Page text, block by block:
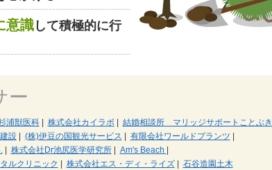
意識して積極的に行
ー
浦獣医科| 株式会社カイラボ| 結婚相談所 マリッジサポートことぶき
設| (株)伊豆の国観光サービス 有限会社ワールドプランツ
| 株式会社Dr池尻医学研究所| Am's Beach
ルクリニック 株式会社エス・ディ・ライズ| 石谷造園土木